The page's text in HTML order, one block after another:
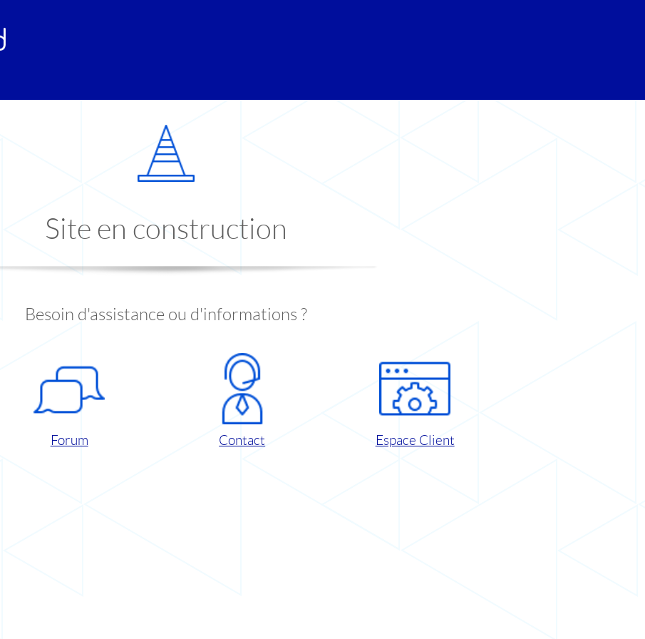
Site en construction
Besoin d'assistance ou d'informations ?
Forum Contact Espace Client